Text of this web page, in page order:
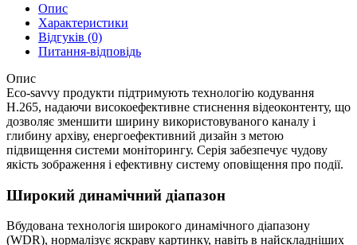
Опис
Характеристики
Відгуків (0)
Питання-відповідь
Опис
Eco-savvy продукти підтримують технологію кодування
H.265, надаючи високоефективне стиснення відеоконтенту, що
дозволяє зменшити ширину використовуваного каналу і
глибину архіву, енергоефективний дизайн з метою
підвищення системи моніторингу. Серія забезпечує чудову
якість зображення і ефективну систему оповіщення про події.
Широкий динамічний діапазон
Вбудована технологія широкого динамічного діапазону
(WDR), нормалізує яскраву картинку, навіть в найскладніших